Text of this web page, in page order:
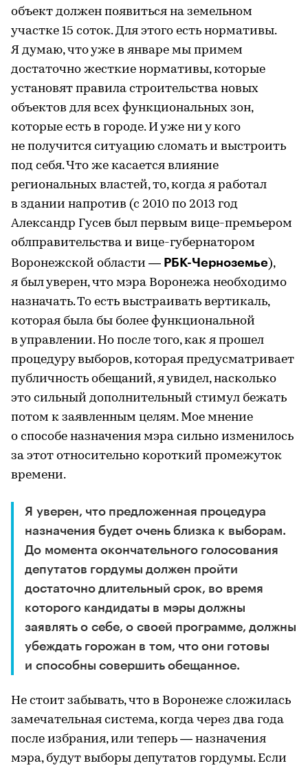
объект должен появиться на земельном
участке 15 соток. Для этого есть нормативы.
Я думаю, что уже в январе мы примем
достаточно жесткие нормативы, которые
установят правила строительства новых
объектов для всех функциональных зон,
которые есть в городе. И уже ни у кого
не получится ситуацию сломать и выстроить
под себя. Что же касается влияние
региональных властей, то, когда я работал
в здании напротив (с 2010 по 2013 год
Александр Гусев был первым вице-премьером
облправительства и вице-губернатором
Воронежской области — РБК-Черноземье),
я был уверен, что мэра Воронежа необходимо
назначать. То есть выстраивать вертикаль,
которая была бы более функциональной
в управлении. Но после того, как я прошел
процедуру выборов, которая предусматривает
публичность обещаний, я увидел, насколько
это сильный дополнительный стимул бежать
потом к заявленным целям. Мое мнение
о способе назначения мэра сильно изменилось
за этот относительно короткий промежуток
времени.
Я уверен, что предложенная процедура
назначения будет очень близка к выборам.
До момента окончательного голосования
депутатов гордумы должен пройти
достаточно длительный срок, во время
которого кандидаты в мэры должны
заявлять о себе, о своей программе, должны
убеждать горожан в том, что они готовы
и способны совершить обещанное.
Не стоит забывать, что в Воронеже сложилась
замечательная система, когда через два года
после избрания, или теперь — назначения
мэра, будут выборы депутатов гордумы. Если